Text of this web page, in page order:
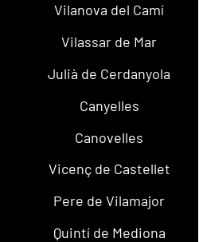
Vilanova del Camí
Vilassar de Mar
Julià de Cerdanyola
Canyelles
Canovelles
Vicenç de Castellet
Pere de Vilamajor
Quintí de Mediona